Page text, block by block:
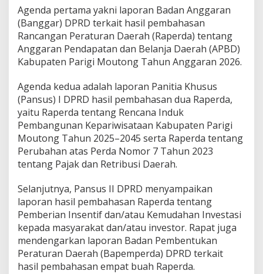
0
2
5
–
2
0
2
Agenda pertama yakni laporan Badan Anggaran
(Banggar) DPRD terkait hasil pembahasan
Rancangan Peraturan Daerah (Raperda) tentang
Anggaran Pendapatan dan Belanja Daerah (APBD)
Kabupaten Parigi Moutong Tahun Anggaran 2026.
Agenda kedua adalah laporan Panitia Khusus
(Pansus) I DPRD hasil pembahasan dua Raperda,
yaitu Raperda tentang Rencana Induk
Pembangunan Kepariwisataan Kabupaten Parigi
Moutong Tahun 2025–2045 serta Raperda tentang
Perubahan atas Perda Nomor 7 Tahun 2023
tentang Pajak dan Retribusi Daerah.
Selanjutnya, Pansus II DPRD menyampaikan
laporan hasil pembahasan Raperda tentang
Pemberian Insentif dan/atau Kemudahan Investasi
kepada masyarakat dan/atau investor. Rapat juga
mendengarkan laporan Badan Pembentukan
Peraturan Daerah (Bapemperda) DPRD terkait
hasil pembahasan empat buah Raperda.